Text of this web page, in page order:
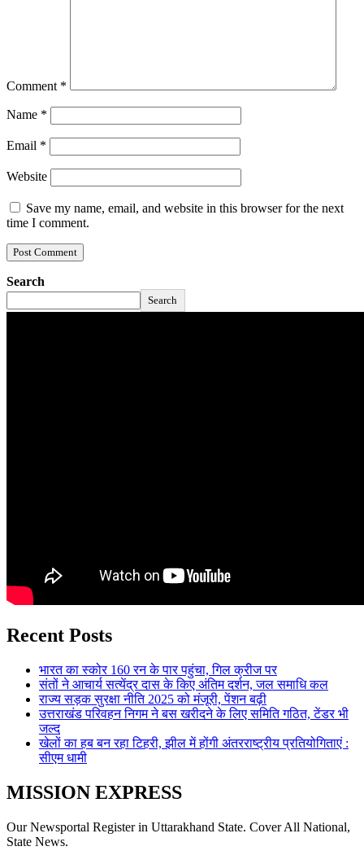
Comment *
Name *
Email *
Website
Save my name, email, and website in this browser for the next
time I comment.
Search
Search
Recent Posts
भारत का स्कोर 160 रन के पार पहुंचा, गिल क्रीज पर
संतों ने आचार्य सत्येंद्र दास के किए अंतिम दर्शन, जल समाधि कल
राज्य सड़क सुरक्षा नीति 2025 को मंजूरी, पेंशन बढ़ी
उत्तराखंड परिवहन निगम ने बस खरीदने के लिए समिति गठित, टेंडर भी
जल्द
खेलों का हब बन रहा टिहरी, झील में होंगी अंतरराष्ट्रीय प्रतियोगिताएं :
सीएम धामी
MISSION EXPRESS
Our Newsportal Register in Uttarakhand State. Cover All National,
State News.